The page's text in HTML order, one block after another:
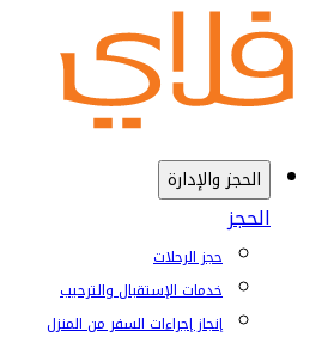
الحجز والإدارة
الحجز
حجز الرحلات
خدمات الإستقبال والترحيب
إنجاز إجراءات السفر من المنزل